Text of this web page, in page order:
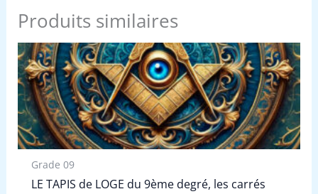
Produits similaires
Grade 09
LE TAPIS de LOGE du 9ème degré, les carrés